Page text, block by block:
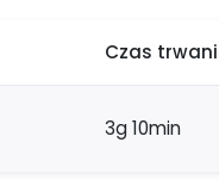
Czas
3g 10min